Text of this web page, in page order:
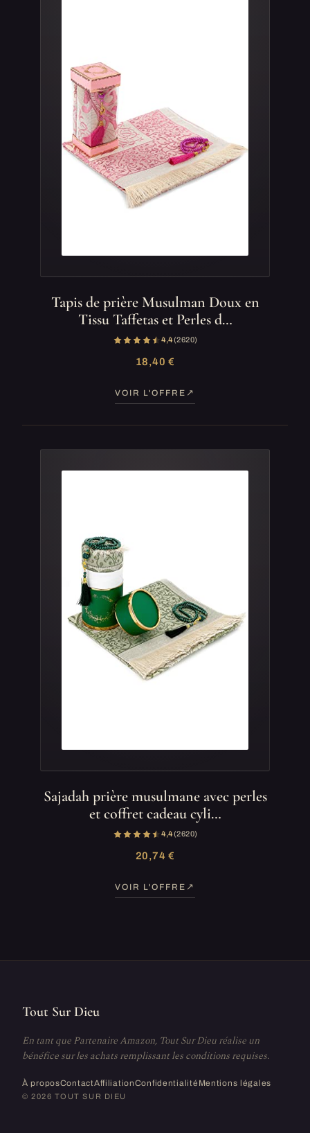
Tapis de prière Musulman Doux en
Tissu Taffetas et Perles d…
4,4(2 620)
18,40 €
VOIR L'OFFRE
Sajadah prière musulmane avec perles
et coffret cadeau cyli…
4,4(2 620)
20,74 €
VOIR L'OFFRE
Tout Sur Dieu
En tant que Partenaire Amazon, Tout Sur Dieu réalise un
bénéfice sur les achats remplissant les conditions requises.
À proposContactAffiliationConfidentialité Mentions légales
© 2026 TOUT SUR DIEU